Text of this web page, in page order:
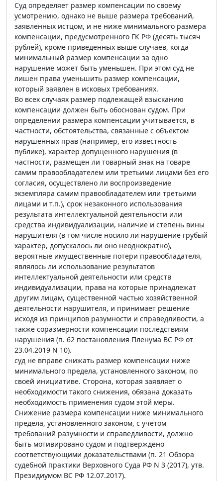
Суд определяет размер компенсации по своему
усмотрению, однако не выше размера требований,
заявленных истцом, и не ниже минимального размера
компенсации, предусмотренного ГК РФ (десять тысяч
рублей), кроме приведенных выше случаев, когда
минимальный размер компенсации за одно
нарушение может быть уменьшен. При этом суд не
лишен права уменьшить размер компенсации,
который заявлен в исковых требованиях.
Во всех случаях размер подлежащей взысканию
компенсации должен быть обоснован судом. При
определении размера компенсации учитывается, в
частности, обстоятельства, связанные с объектом
нарушенных прав (например, его известность
публике), характер допущенного нарушения (в
частности, размещен ли товарный знак на товаре
самим правообладателем или третьими лицами без его
согласия, осуществлено ли воспроизведение
экземпляра самим правообладателем или третьими
лицами и т.п.), срок незаконного использования
результата интеллектуальной деятельности или
средства индивидуализации, наличие и степень вины
нарушителя (в том числе носило ли нарушение грубый
характер, допускалось ли оно неоднократно),
вероятные имущественные потери правообладателя,
являлось ли использование результатов
интеллектуальной деятельности или средств
индивидуализации, права на которые принадлежат
другим лицам, существенной частью хозяйственной
деятельности нарушителя, и принимает решение
исходя из принципов разумности и справедливости, а
также соразмерности компенсации последствиям
нарушения (п. 62 постановления Пленума ВС РФ от
23.04.2019 N 10).
суд не вправе снижать размер компенсации ниже
минимального предела, установленного законом, по
своей инициативе. Сторона, которая заявляет о
необходимости такого снижения, обязана доказать
необходимость применения судом этой меры.
Снижение размера компенсации ниже минимального
предела, установленного законом, с учетом
требований разумности и справедливости, должно
быть мотивировано судом и подтверждено
соответствующими доказательствами (п. 21 Обзора
судебной практики Верховного Суда РФ N 3 (2017), утв.
Президиумом ВС РФ 12.07.2017).